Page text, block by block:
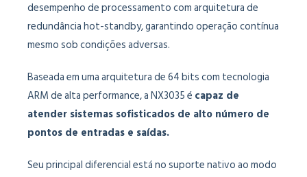
desempenho de processamento com arquitetura de
redundância hot-standby, garantindo operação contínua
mesmo sob condições adversas.
Baseada em uma arquitetura de 64 bits com tecnologia
ARM de alta performance, a NX3035 é capaz de
atender sistemas sofisticados de alto número de
pontos de entradas e saídas.
Seu principal diferencial está no suporte nativo ao modo